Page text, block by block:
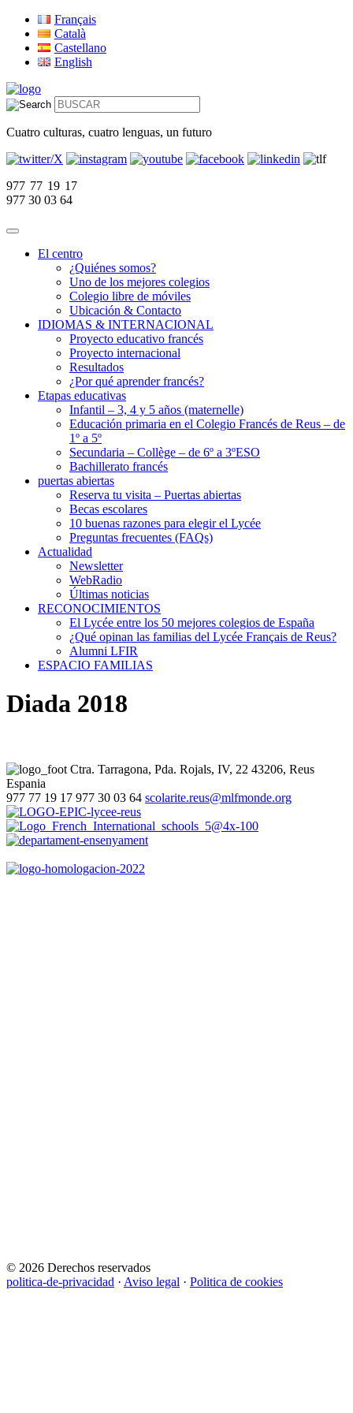
Français
Català
Castellano
English
Cuatro culturas, cuatro lenguas, un futuro
977 77 19 17
977 30 03 64
El centro
¿Quiénes somos?
Uno de los mejores colegios
Colegio libre de móviles
Ubicación & Contacto
IDIOMAS & INTERNACIONAL
Proyecto educativo francés
Proyecto internacional
Resultados
¿Por qué aprender francés?
Etapas educativas
Infantil – 3, 4 y 5 años (maternelle)
Educación primaria en el Colegio Francés de Reus – de
1º a 5º
Secundaria – Collège – de 6º a 3ºESO
Bachillerato francés
puertas abiertas
Reserva tu visita – Puertas abiertas
Becas escolares
10 buenas razones para elegir el Lycée
Preguntas frecuentes (FAQs)
Actualidad
Newsletter
WebRadio
Últimas noticias
RECONOCIMIENTOS
El Lycée entre los 50 mejores colegios de España
¿Qué opinan las familias del Lycée Français de Reus?
Alumni LFIR
ESPACIO FAMILIAS
Diada 2018
Ctra. Tarragona, Pda. Rojals, IV, 22 43206, Reus
Espania
977 77 19 17 977 30 03 64 scolarite.reus@mlfmonde.org
© 2026 Derechos reservados
politica-de-privacidad · Aviso legal · Politica de cookies